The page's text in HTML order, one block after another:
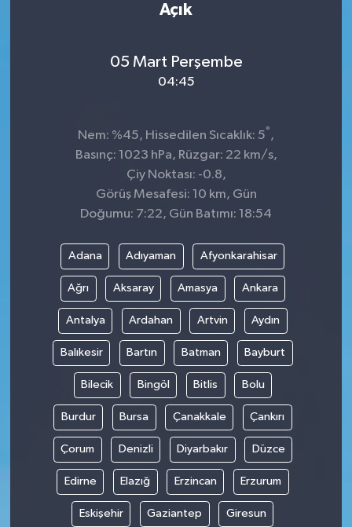
Açık
05 Mart Perşembe
04:45
Nem: %45, Hissedilen Sıcaklık: 5° ,
Basınç: 1023 hPa, Rüzgar: 22 km/s,
Çiy Noktası: -0.8,
Görüş Mesafesi: 10 km, Gün
Doğumu: 7:22, Gün Batımı: 18:54
Adana Adıyaman Afyonkarahisar
Ağrı Aksaray Amasya Ankara
Antalya Ardahan Artvin Aydın
Balıkesir Bartın Batman Bayburt
Bilecik Bingöl Bitlis Bolu
Burdur Bursa Çanakkale Çankırı
Çorum Denizli Diyarbakır Düzce
Edirne Elazığ Erzincan Erzurum
Eskişehir Gaziantep Giresun